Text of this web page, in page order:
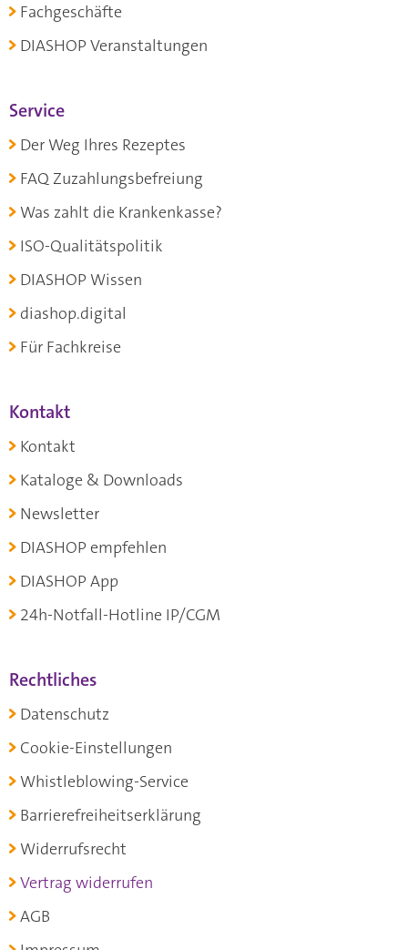
Fachgeschäfte
DIASHOP Veranstaltungen
Service
Der Weg Ihres Rezeptes
FAQ Zuzahlungsbefreiung
Was zahlt die Krankenkasse?
ISO-Qualitätspolitik
DIASHOP Wissen
diashop.digital
Für Fachkreise
Kontakt
Kontakt
Kataloge & Downloads
Newsletter
DIASHOP empfehlen
DIASHOP App
24h-Notfall-Hotline IP/CGM
Rechtliches
Datenschutz
Cookie-Einstellungen
Whistleblowing-Service
Barrierefreiheitserklärung
Widerrufsrecht
Vertrag widerrufen
AGB